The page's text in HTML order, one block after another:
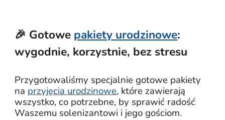
🎉 Gotowe pakiety urodzinowe:
wygodnie, korzystnie, bez stresu
Przygotowaliśmy specjalnie gotowe pakiety
na przyjęcia urodzinowe, które zawierają
wszystko, co potrzebne, by sprawić radość
Waszemu solenizantowi i jego gościom.